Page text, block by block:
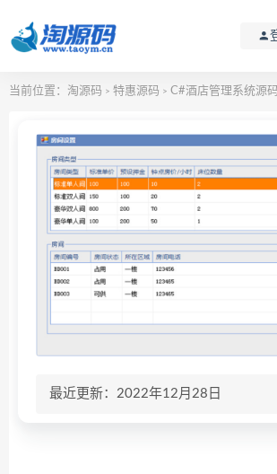
当前位置： 淘源码 > 特惠源码 > C#酒店管理系统源
最近更新：2022年12月28日